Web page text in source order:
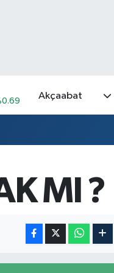
Akçaabat
MI ?